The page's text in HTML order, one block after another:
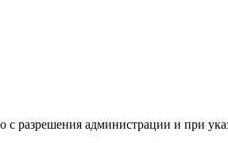
разрешения администрации и при